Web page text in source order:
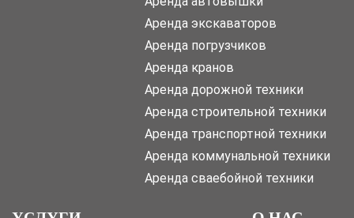
Аренда экскаваторов
Аренда погрузчиков
Аренда кранов
Аренда дорожной техники
Аренда строительной техники
Аренда транспортной техники
Аренда коммунальной техники
Аренда сваебойной техники